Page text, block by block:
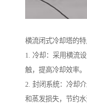
横流闭式冷却塔的特
1. 冷却：采用横流
触，提高冷却效率。
2. 封闭系统：冷却
和蒸发损失，节约水